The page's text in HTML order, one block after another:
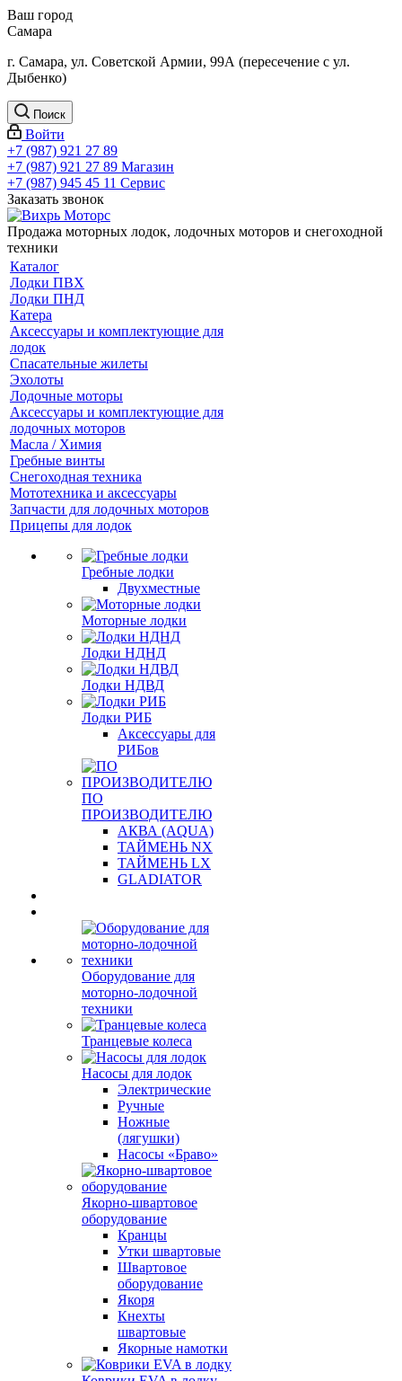
Ваш город
Самара
г. Самара, ул. Советской Армии, 99А (пересечение с ул.
Дыбенко)
Поиск
Войти
+7 (987) 921 27 89
+7 (987) 921 27 89 Магазин
+7 (987) 945 45 11 Сервис
Заказать звонок
Продажа моторных лодок, лодочных моторов и снегоходной
техники
Каталог
Лодки ПВХ
Лодки ПНД
Катера
Аксессуары и комплектующие для
лодок
Спасательные жилеты
Эхолоты
Лодочные моторы
Аксессуары и комплектующие для
лодочных моторов
Масла / Химия
Гребные винты
Снегоходная техника
Мототехника и аксессуары
Запчасти для лодочных моторов
Прицепы для лодок
Гребные лодки
Двухместные
Моторные лодки
Лодки НДНД
Лодки НДВД
Лодки РИБ
Аксессуары для
РИБов
ПО
ПРОИЗВОДИТЕЛЮ
АКВА (AQUA)
ТАЙМЕНЬ NX
ТАЙМЕНЬ LX
GLADIATOR
Оборудование для
моторно-лодочной
техники
Транцевые колеса
Насосы для лодок
Электрические
Ручные
Ножные
(лягушки)
Насосы «Браво»
Якорно-швартовое
оборудование
Кранцы
Утки швартовые
Швартовое
оборудование
Якоря
Кнехты
швартовые
Якорные намотки